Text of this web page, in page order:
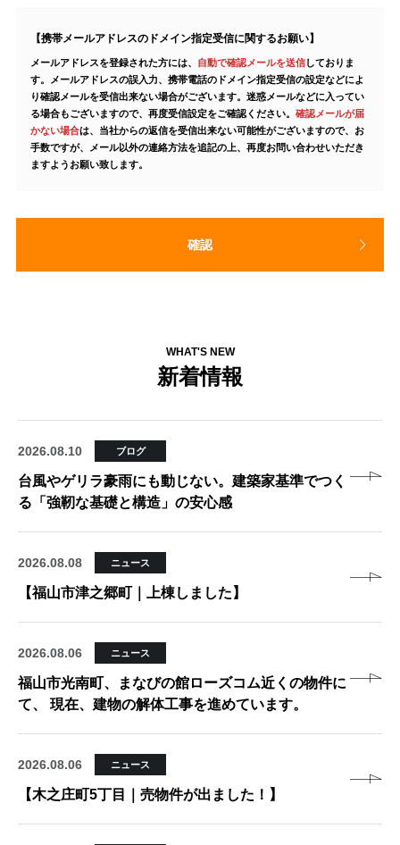
いに
同意
する
【携帯メールアドレスのドメイン指定受信に関するお願い】
メールアドレスを登録された方には、 自動で確認メールを送信しておりま
す。メールアドレスの誤入力、携帯電話のドメイン指定受信の設定などによ
り確認メールを受信出来ない場合がございます。迷惑メールなどに入ってい
る場合もございますので、再度受信設定をご確認ください。確認メールが届
かない場合は、当社からの返信を受信出来ない可能性がございますので、お
手数ですが、メール以外の連絡方法を追記の上、再度お問い合わせいただき
ますようお願い致します。
確認
WHAT'S NEW
新着情報
2026.08.10 ブログ
台風やゲリラ豪雨にも動じない。建築家基準でつく
る「強靭な基礎と構造」の安心感
2026.08.08 ニュース
【福山市津之郷町｜上棟しました】
2026.08.06 ニュース
福山市光南町、まなびの館ローズコム近くの物件に
て、 現在、建物の解体工事を進めています。
2026.08.06 ニュース
【木之庄町5丁目｜売物件が出ました！】